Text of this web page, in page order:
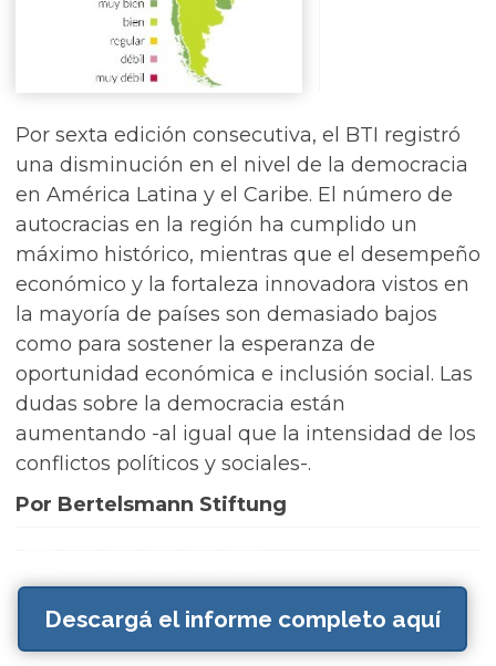
Por sexta edición consecutiva, el BTI registró
una disminución en el nivel de la democracia
en América Latina y el Caribe. El número de
autocracias en la región ha cumplido un
máximo histórico, mientras que el desempeño
económico y la fortaleza innovadora vistos en
la mayoría de países son demasiado bajos
como para sostener la esperanza de
oportunidad económica e inclusión social. Las
dudas sobre la democracia están
aumentando -al igual que la intensidad de los
conflictos políticos y sociales-.
Por Bertelsmann Stiftung
Descargá el informe completo aquí